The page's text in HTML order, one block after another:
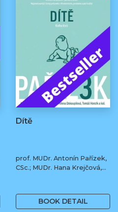
Dítě
prof. MUDr. Antonín Pařízek,
CSc.; MUDr. Hana Krejčová,
Tomáš Honzík, Ph.D. a kol.
BOOK DETAIL